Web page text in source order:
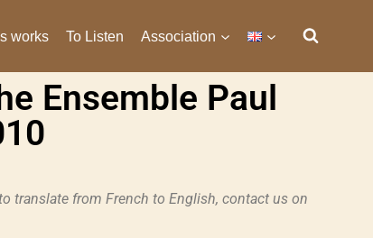
works To Listen Association
Ensemble Paul
translate from French to English, contact us on